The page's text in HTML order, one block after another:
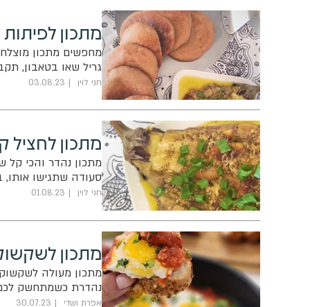
מתכון לפיתות
מחפשים מתכון מוצלח
גריל שאו בטאבון,
חני לוין 03.08.23
מתכון לחציל
מתכון נהדר והכי קל
סעודה שתגישו אותו,
חני לוין 01.08.23
מתכון
מתכון מעולה
נהדרת כשמתחשק
אפרת ושדי 30.07.23